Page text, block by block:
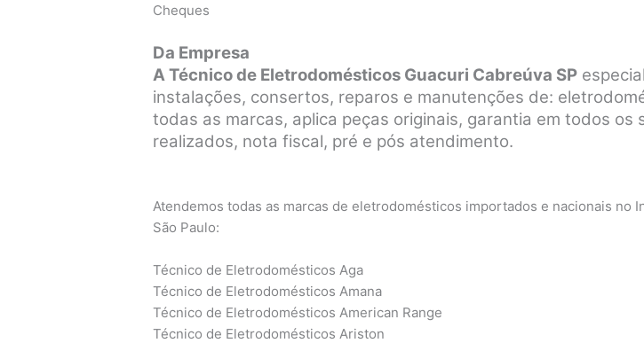
Cheques
Da Empresa
A Técnico de Eletrodomésticos Guacuri Cabreúva SP
instalações, consertos, reparos e manutenções de:
todas as marcas, aplica peças originais, garantia em todos os
realizados, nota fiscal, pré e pós atendimento.
Atendemos todas as marcas de eletrodomésticos importados e nacionais no
São Paulo:
Técnico de Eletrodomésticos Aga
Técnico de Eletrodomésticos Amana
Técnico de Eletrodomésticos American Range
Técnico de Eletrodomésticos Ariston